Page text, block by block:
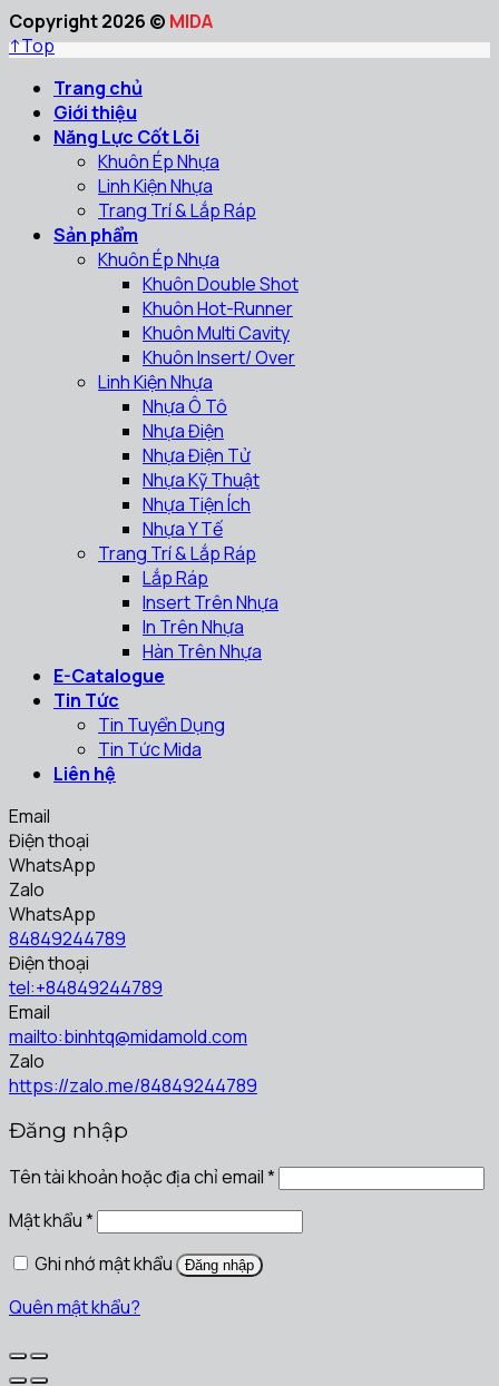
Copyright 2026 © MIDA
↑Top
Trang chủ
Giới thiệu
Năng Lực Cốt Lõi
Khuôn Ép Nhựa
Linh Kiện Nhựa
Trang Trí & Lắp Ráp
Sản phẩm
Khuôn Ép Nhựa
Khuôn Double Shot
Khuôn Hot-Runner
Khuôn Multi Cavity
Khuôn Insert/ Over
Linh Kiện Nhựa
Nhựa Ô Tô
Nhựa Điện
Nhựa Điện Tử
Nhựa Kỹ Thuật
Nhựa Tiện Ích
Nhựa Y Tế
Trang Trí & Lắp Ráp
Lắp Ráp
Insert Trên Nhựa
In Trên Nhựa
Hàn Trên Nhựa
E-Catalogue
Tin Tức
Tin Tuyển Dụng
Tin Tức Mida
Liên hệ
Email
Điện thoại
WhatsApp
Zalo
WhatsApp
84849244789
Điện thoại
tel:+84849244789
Email
mailto:binhtq@midamold.com
Zalo
https://zalo.me/84849244789
Đăng nhập
Tên tài khoản hoặc địa chỉ email*
Mật khẩu*
Ghi nhớ mật khẩu
Đăng nhập
Quên mật khẩu?